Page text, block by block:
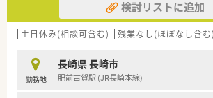
検討リストに追加
土日休み(相談可含む) 残業なし(ほぼなし含む)
勤務地
長崎県 長崎市
肥前古賀駅 (JR長崎本線)